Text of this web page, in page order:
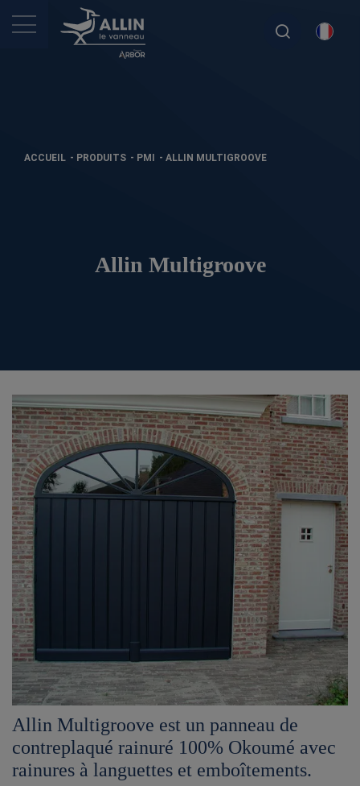
ACCUEIL - PRODUITS - PMI - ALLIN MULTIGROOVE
Allin Multigroove
Allin Multigroove est un panneau de
contreplaqué rainuré 100% Okoumé avec
rainures à languettes et emboîtements.